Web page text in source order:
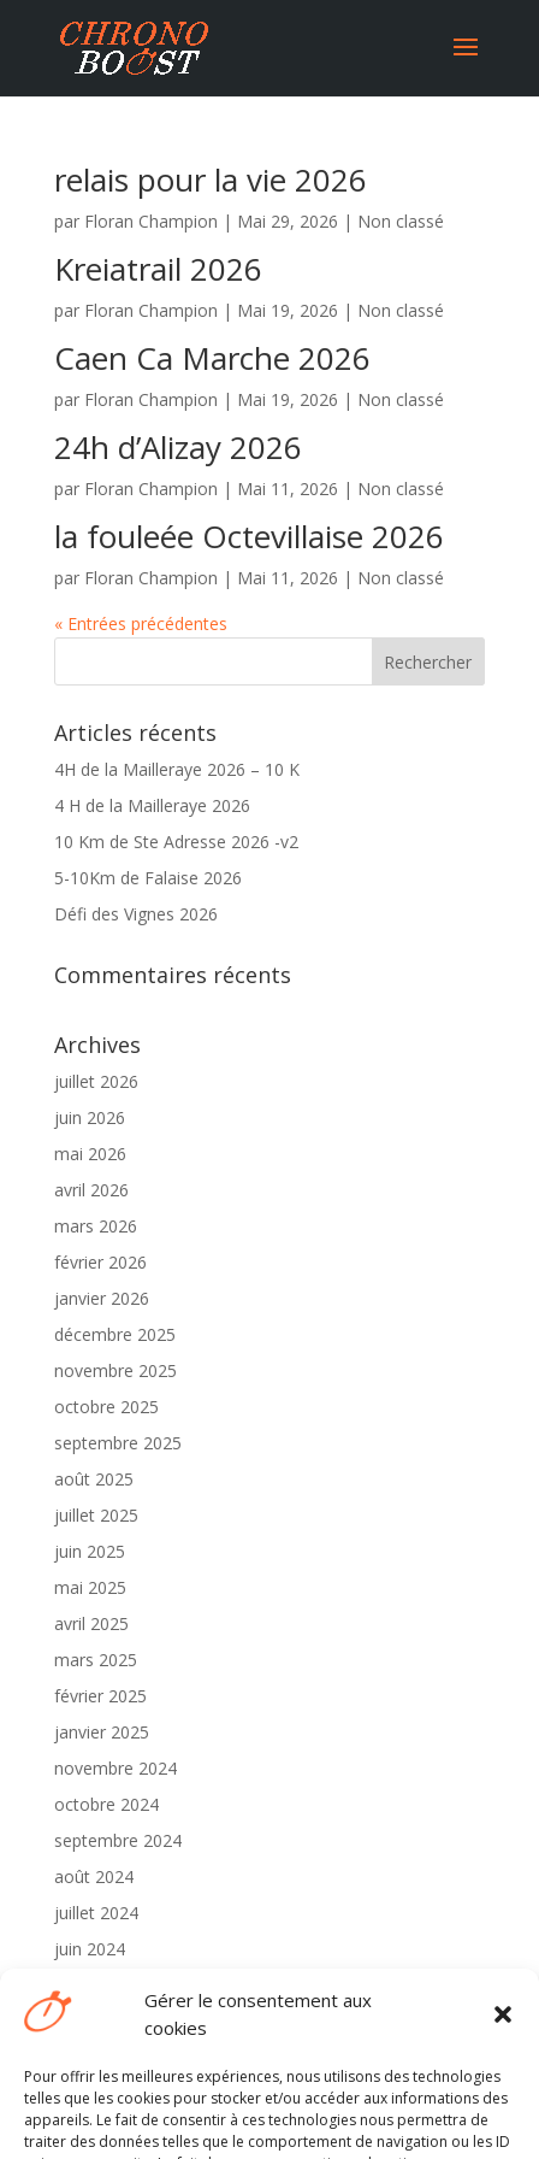
Gérer le consentement aux
cookies
Pour offrir les meilleures expériences, nous utilisons des technologies
telles que les cookies pour stocker et/ou accéder aux informations des
appareils. Le fait de consentir à ces technologies nous permettra de
traiter des données telles que le comportement de navigation ou les ID
relais pour la vie 2026
par Floran Champion | Mai 29, 2026 | Non classé
Kreiatrail 2026
par Floran Champion | Mai 19, 2026 | Non classé
Caen Ca Marche 2026
par Floran Champion | Mai 19, 2026 | Non classé
24h d’Alizay 2026
par Floran Champion | Mai 11, 2026 | Non classé
la fouleée Octevillaise 2026
par Floran Champion | Mai 11, 2026 | Non classé
« Entrées précédentes
Articles récents
4H de la Mailleraye 2026 – 10 K
4 H de la Mailleraye 2026
10 Km de Ste Adresse 2026 -v2
5-10Km de Falaise 2026
Défi des Vignes 2026
Commentaires récents
Archives
juillet 2026
juin 2026
mai 2026
avril 2026
mars 2026
février 2026
janvier 2026
décembre 2025
novembre 2025
octobre 2025
septembre 2025
août 2025
juillet 2025
juin 2025
mai 2025
avril 2025
mars 2025
février 2025
janvier 2025
novembre 2024
octobre 2024
septembre 2024
août 2024
juillet 2024
juin 2024
mai 2024
avril 2024
Catégories
2024